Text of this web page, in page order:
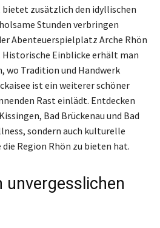
zusätzlich den idyllischen
Stunden verbringen
Abenteuerspielplatz Arche Rhön
Einblicke erhält man
wo Tradition und Handwerk
ist ein weiterer schöner
Rast einlädt. Entdecken
Bad Brückenau und Bad
sondern auch kulturelle
Region Rhön zu bieten hat.
unvergesslichen